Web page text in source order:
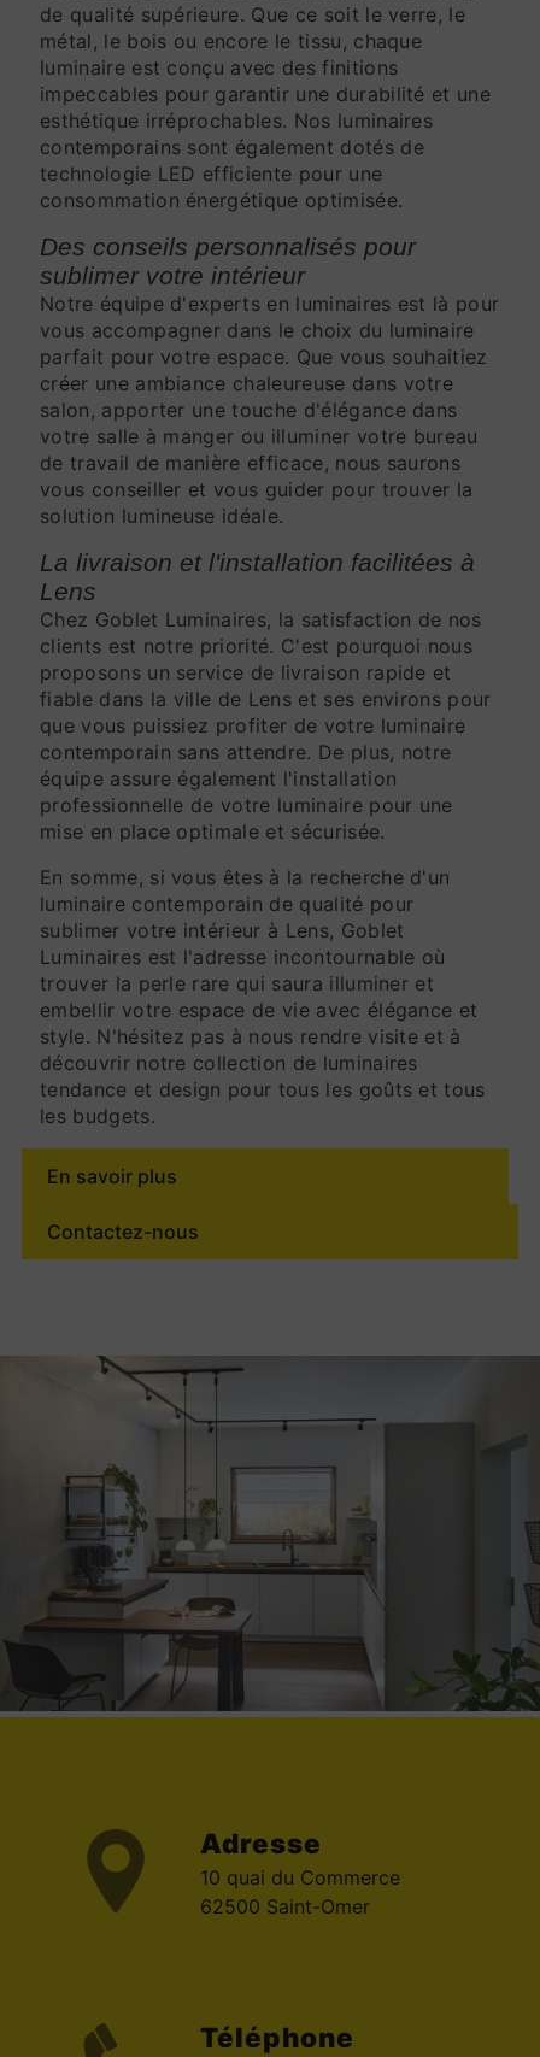
de qualité supérieure. Que ce soit le verre, le
métal, le bois ou encore le tissu, chaque
luminaire est conçu avec des finitions
impeccables pour garantir une durabilité et une
esthétique irréprochables. Nos luminaires
contemporains sont également dotés de
technologie LED efficiente pour une
consommation énergétique optimisée.
Des conseils personnalisés pour
sublimer votre intérieur
Notre équipe d'experts en luminaires est là pour
vous accompagner dans le choix du luminaire
parfait pour votre espace. Que vous souhaitiez
créer une ambiance chaleureuse dans votre
salon, apporter une touche d'élégance dans
votre salle à manger ou illuminer votre bureau
de travail de manière efficace, nous saurons
vous conseiller et vous guider pour trouver la
solution lumineuse idéale.
La livraison et l'installation facilitées à
Lens
Chez Goblet Luminaires, la satisfaction de nos
clients est notre priorité. C'est pourquoi nous
proposons un service de livraison rapide et
fiable dans la ville de Lens et ses environs pour
que vous puissiez profiter de votre luminaire
contemporain sans attendre. De plus, notre
équipe assure également l'installation
professionnelle de votre luminaire pour une
mise en place optimale et sécurisée.
En somme, si vous êtes à la recherche d'un
luminaire contemporain de qualité pour
sublimer votre intérieur à Lens, Goblet
Luminaires est l'adresse incontournable où
trouver la perle rare qui saura illuminer et
embellir votre espace de vie avec élégance et
style. N'hésitez pas à nous rendre visite et à
découvrir notre collection de luminaires
tendance et design pour tous les goûts et tous
les budgets.
En savoir plus
Contactez-nous
Adresse
10 quai du Commerce
62500 Saint-Omer
Téléphone